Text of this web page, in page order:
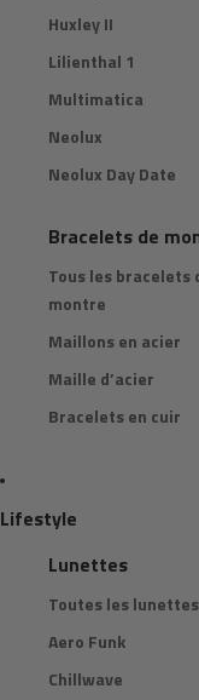
Huxley II
Lilienthal 1
Multimatica
Neolux
Neolux Day Date
Bracelets de
Tous les bracelets
montre
Maillons en acier
Maille d’acier
Bracelets en cuir
Lifestyle
Lunettes
Toutes les lunettes
Aero Funk
Chillwave